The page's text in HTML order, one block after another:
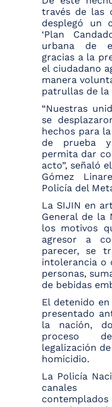
través de las
desplegó un
‘Plan
urbana de
gracias a la
el ciudadano
manera
patrullas de la
“Nuestras
se
hechos para
de prueba
permita dar
acto”, señaló
Gómez
Policía del
La SIJIN en
General de la
los motivos
agresor a
parecer, se
intolerancia o
personas,
de bebidas
El detenido
presentado
la nación,
proceso
legalización
homicidio.
La Policía
canales